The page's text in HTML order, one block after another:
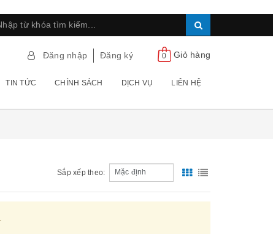
Đăng nhập Đăng ký 0 Giỏ hàng
TIN TỨC CHÍNH SÁCH DỊCH VỤ LIÊN HỆ
Sắp xếp theo: